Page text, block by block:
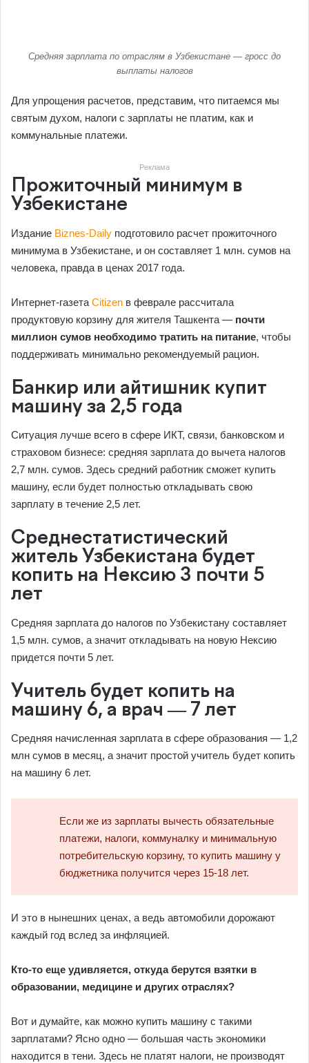
Средняя зарплата по отраслям в Узбекистане — гросс до
выплаты налогов
Для упрощения расчетов, представим, что питаемся мы
святым духом, налоги с зарплаты не платим, как и
коммунальные платежи.
Реклама
Прожиточный минимум в
Узбекистане
Издание Biznes-Daily подготовило расчет прожиточного
минимума в Узбекистане, и он составляет 1 млн. сумов на
человека, правда в ценах 2017 года.
Интернет-газета Citizen в феврале рассчитала
продуктовую корзину для жителя Ташкента — почти
миллион сумов необходимо тратить на питание, чтобы
поддерживать минимально рекомендуемый рацион.
Банкир или айтишник купит
машину за 2,5 года
Ситуация лучше всего в сфере ИКТ, связи, банковском и
страховом бизнесе: средняя зарплата до вычета налогов
2,7 млн. сумов. Здесь средний работник сможет купить
машину, если будет полностью откладывать свою
зарплату в течение 2,5 лет.
Среднестатистический
житель Узбекистана будет
копить на Нексию 3 почти 5
лет
Средняя зарплата до налогов по Узбекистану составляет
1,5 млн. сумов, а значит откладывать на новую Нексию
придется почти 5 лет.
Учитель будет копить на
машину 6, а врач — 7 лет
Средняя начисленная зарплата в сфере образования — 1,2
млн сумов в месяц, а значит простой учитель будет копить
на машину 6 лет.
Если же из зарплаты вычесть обязательные
платежи, налоги, коммуналку и минимальную
потребительскую корзину, то купить машину у
бюджетника получится через 15-18 лет.
И это в нынешних ценах, а ведь автомобили дорожают
каждый год вслед за инфляцией.
Кто-то еще удивляется, откуда берутся взятки в
образовании, медицине и других отраслях?
Вот и думайте, как можно купить машину с такими
зарплатами? Ясно одно — большая часть экономики
находится в тени. Здесь не платят налоги, не производят